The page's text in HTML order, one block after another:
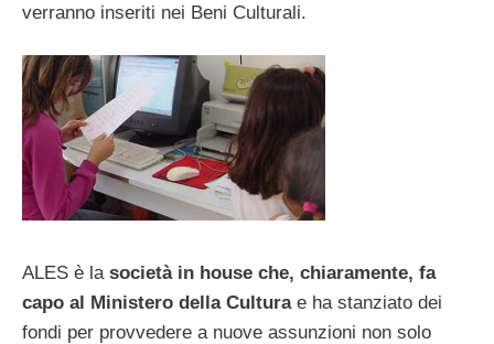
verranno inseriti nei Beni Culturali.
ALES è la società in house che, chiaramente, fa
capo al Ministero della Culturae ha stanziato dei
fondi per provvedere a nuove assunzioni non solo